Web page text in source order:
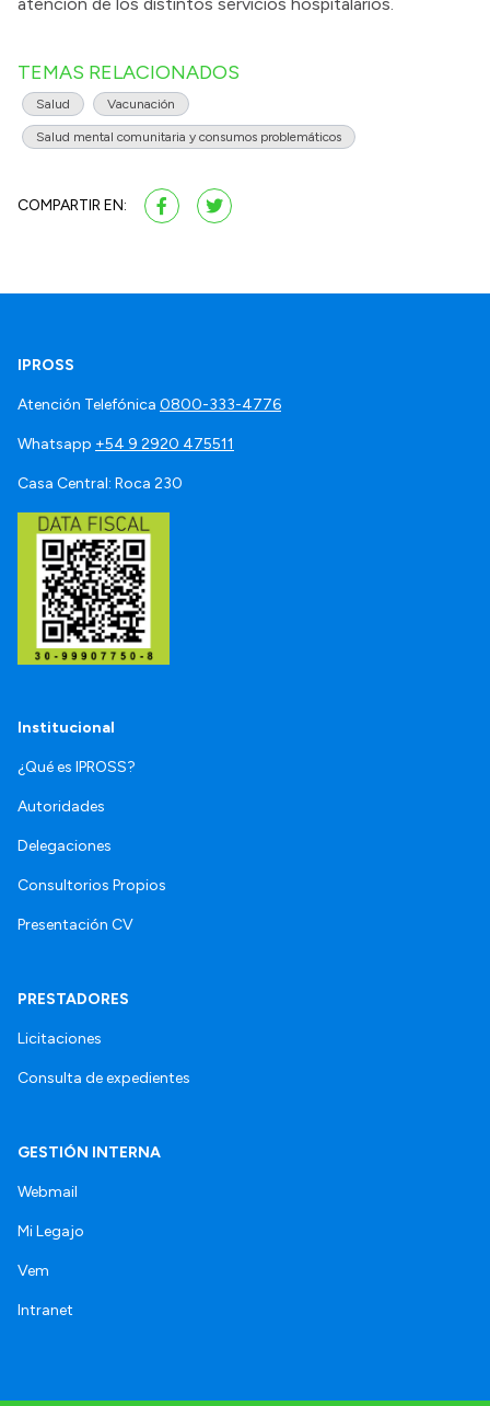
TEMAS RELACIONADOS
Salud Vacunación
Salud mental comunitaria y consumos problemáticos
COMPARTIR EN:
IPROSS
Atención Telefónica 0800-333-4776
Whatsapp +54 9 2920 475511
Casa Central: Roca 230
Institucional
¿Qué es IPROSS?
Autoridades
Delegaciones
Consultorios Propios
Presentación CV
PRESTADORES
Licitaciones
Consulta de expedientes
GESTIÓN INTERNA
Webmail
Mi Legajo
Vem
Intranet